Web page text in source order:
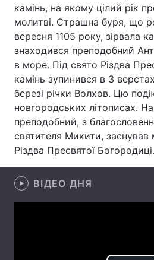
Лонгріди
Відео з Youtube
Інтерв'ю
Архів
Контакти
Послуги
камінь, на якому цілий рік
молитві. Страшна буря, що
вересня 1105 року, зірвала
знаходився преподобний
в море. Під свято Різдва
камінь зупинився в 3
березі річки Волхов. Цю
новгородських літописах.
преподобний, з
святителя Микити, заснував
Різдва Пресвятої Богородиці.
ВІДЕО ДНЯ